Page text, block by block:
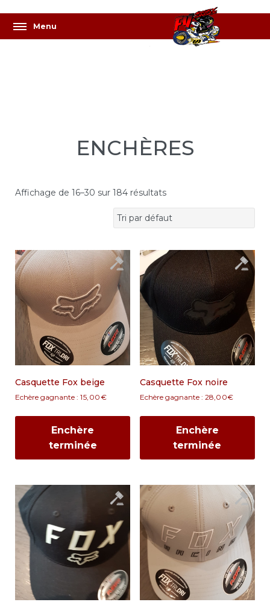
ENCHÈRES
Affichage de 16–30 sur 184 résultats
Casquette Fox beige
Echère gagnante : 15,00€
Enchère
terminée
Casquette Fox noire
Echère gagnante : 28,00€
Enchère
terminée